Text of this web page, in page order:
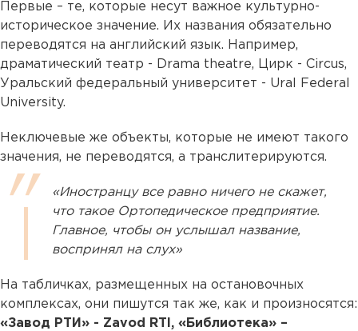
Первые – те, которые несут важное культурно-
историческое значение. Их названия обязательно
переводятся на английский язык. Например,
драматический театр - Drama theatre, Цирк - Circus,
Уральский федеральный университет - Ural Federal
University.
Неключевые же объекты, которые не имеют такого
значения, не переводятся, а транслитерируются.
«Иностранцу все равно ничего не скажет,
что такое Ортопедическое предприятие.
Главное, чтобы он услышал название,
воспринял на слух»
На табличках, размещенных на остановочных
комплексах, они пишутся так же, как и произносятся:
«Завод РТИ» - Zavod RTI, «Библиотека» –